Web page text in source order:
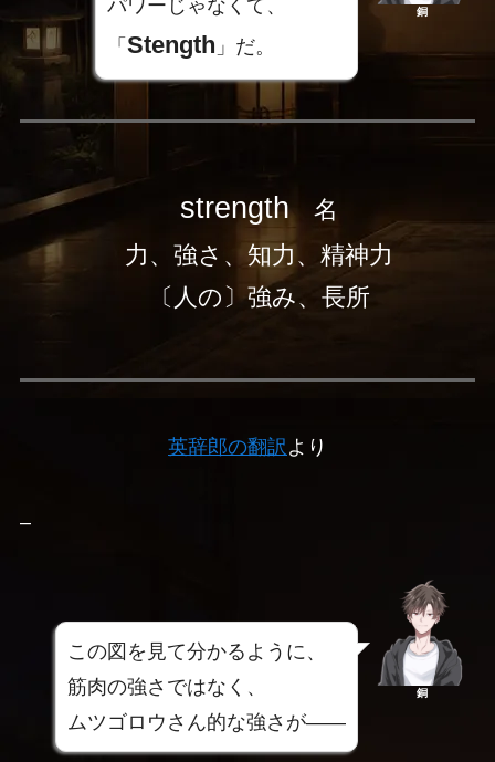
パワーじゃなくて、
「Stength 」だ。
銅
strength名
力、強さ、知力、精神力
〔人の〕強み、長所
英辞郎の翻訳 より
–
この図を見て分かるように、
筋肉の強さではなく、
ムツゴロウさん的な強さが――
銅